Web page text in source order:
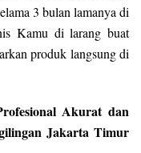
3 bulan lamanya di
Kamu di larang buat
produk langsung di
Akurat dan
Jakarta Timur